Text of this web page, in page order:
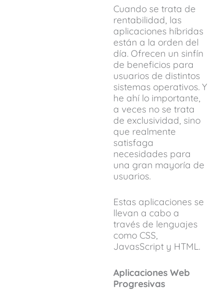
Cuando se trata de
rentabilidad, las
aplicaciones híbridas
están a la orden del
día. Ofrecen un sinfín
de beneficios para
usuarios de distintos
sistemas operativos. Y
he ahí lo importante,
a veces no se trata
de exclusividad, sino
que realmente
satisfaga
necesidades para
una gran mayoría de
usuarios.
Estas aplicaciones se
llevan a cabo a
través de lenguajes
como CSS,
JavasScript y HTML.
Aplicaciones Web
Progresivas